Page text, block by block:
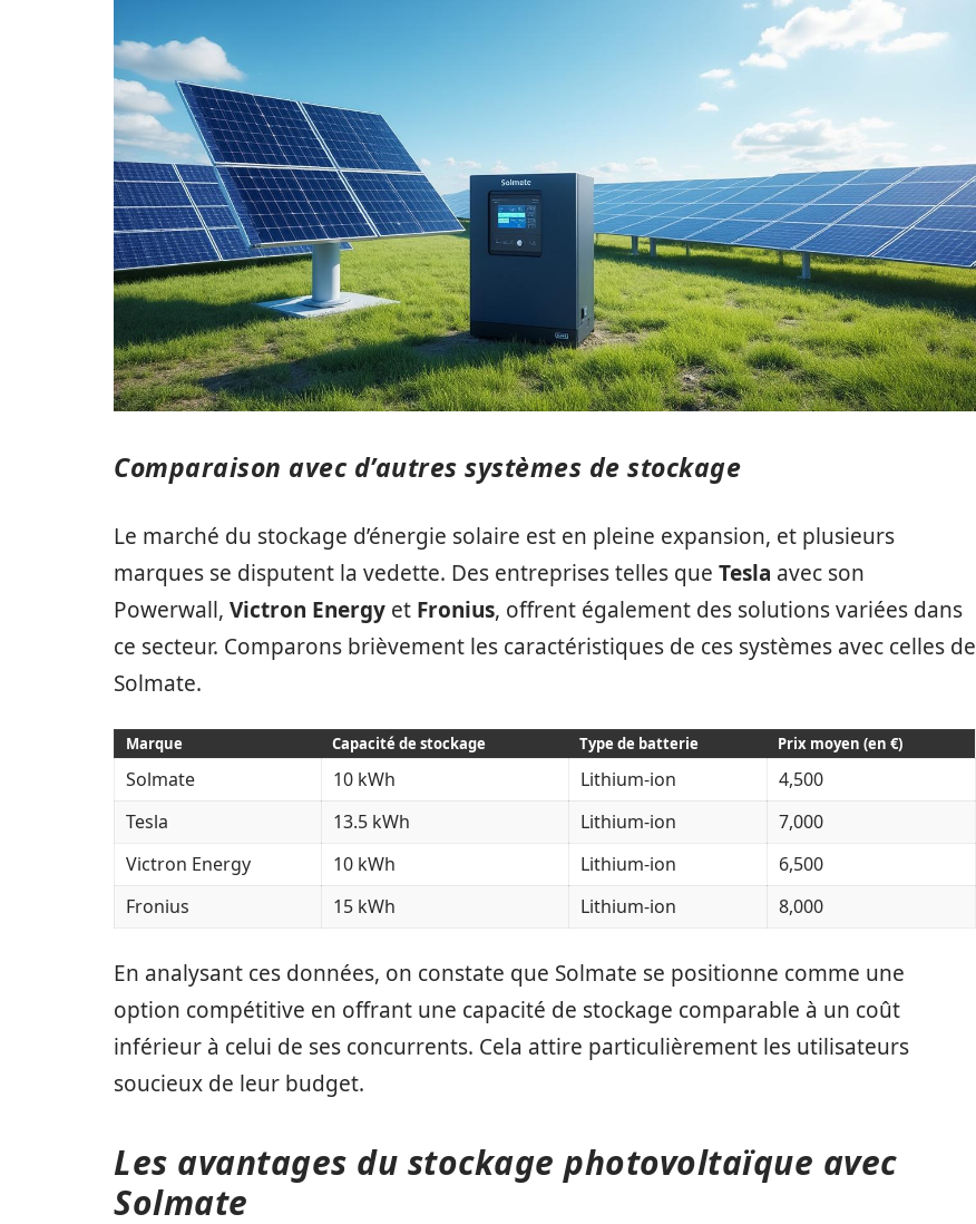
Comparaison avec d’autres systèmes de stockage
Le marché du stockage d’énergie solaire est en pleine expansion, et plusieurs
marques se disputent la vedette. Des entreprises telles que Tesla avec son
Powerwall, Victron Energy et Fronius, offrent également des solutions variées dans
ce secteur. Comparons brièvement les caractéristiques de ces systèmes avec celles de
Solmate.
Marque Capacité de stockage Type de batterie Prix moyen (en €)
Solmate 10 kWh Lithium-ion
4,500
Tesla
13.5 kWh Lithium-ion
7,000
Victron Energy
10 kWh Lithium-ion
6,500
Fronius
15 kWh Lithium-ion 8,000
En analysant ces données, on constate que Solmate se positionne comme une
option compétitive en offrant une capacité de stockage comparable à un coût
inférieur à celui de ses concurrents. Cela attire particulièrement les utilisateurs
soucieux de leur budget.
Les avantages du stockage photovoltaïque avec
Solmate